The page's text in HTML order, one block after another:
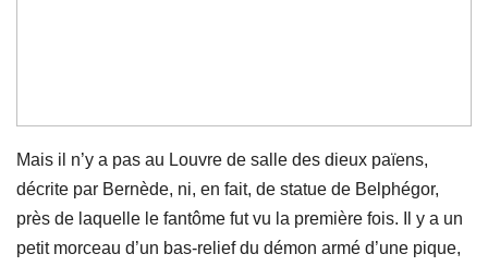
Mais il n’y a pas au Louvre de salle des dieux païens,
décrite par Bernède, ni, en fait, de statue de Belphégor,
près de laquelle le fantôme fut vu la première fois. Il y a un
petit morceau d’un bas-relief du démon armé d’une pique,